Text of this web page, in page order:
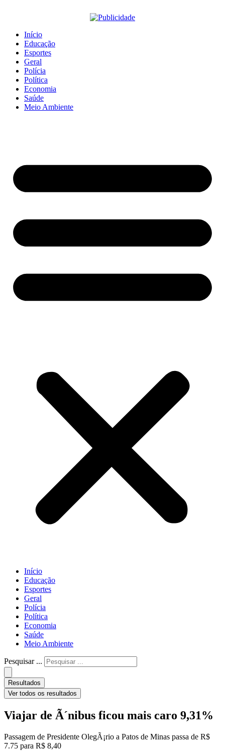
Início
Educação
Esportes
Geral
Polícia
Política
Economia
Saúde
Meio Ambiente
Início
Educação
Esportes
Geral
Polícia
Política
Economia
Saúde
Meio Ambiente
Pesquisar ...
Resultados
Ver todos os resultados
Viajar de Ã´nibus ficou mais caro 9,31%
Passagem de Presidente OlegÃ¡rio a Patos de Minas passa de R$
7.75 para R$ 8,40